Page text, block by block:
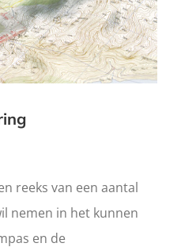
reeks van een aantal
nemen in het kunnen
en de